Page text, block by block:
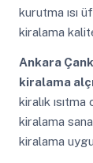
kurutma ısı
kiralama
Ankara
kiralama
kiralık ısıtma
kiralama
kiralama